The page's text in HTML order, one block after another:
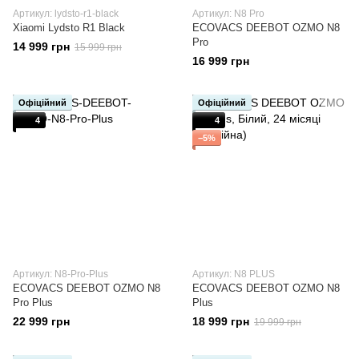
Артикул: lydsto-r1-black
Xiaomi Lydsto R1 Black
14 999 грн 15 999 грн
Артикул: N8 Pro
ECOVACS DEEBOT OZMO N8
Pro
16 999 грн
Офіційний
4
Артикул: N8-Pro-Plus
ECOVACS DEEBOT OZMO N8
Pro Plus
22 999 грн
Офіційний
4
−5%
Артикул: N8 PLUS
ECOVACS DEEBOT OZMO N8
Plus
18 999 грн 19 999 грн